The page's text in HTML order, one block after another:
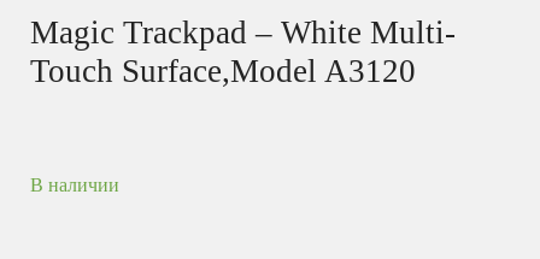
Magic Trackpad – White Multi-
Touch Surface,Model A3120
В наличии